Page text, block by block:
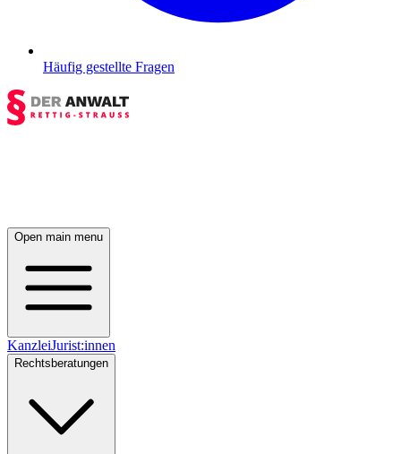
Häufig gestellte Fragen
Open main menu
KanzleiJurist:innen
Rechtsberatungen